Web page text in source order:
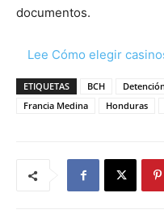
documentos.
Lee Cómo elegir
ETIQUETAS BCH
Francia Medina
Honduras